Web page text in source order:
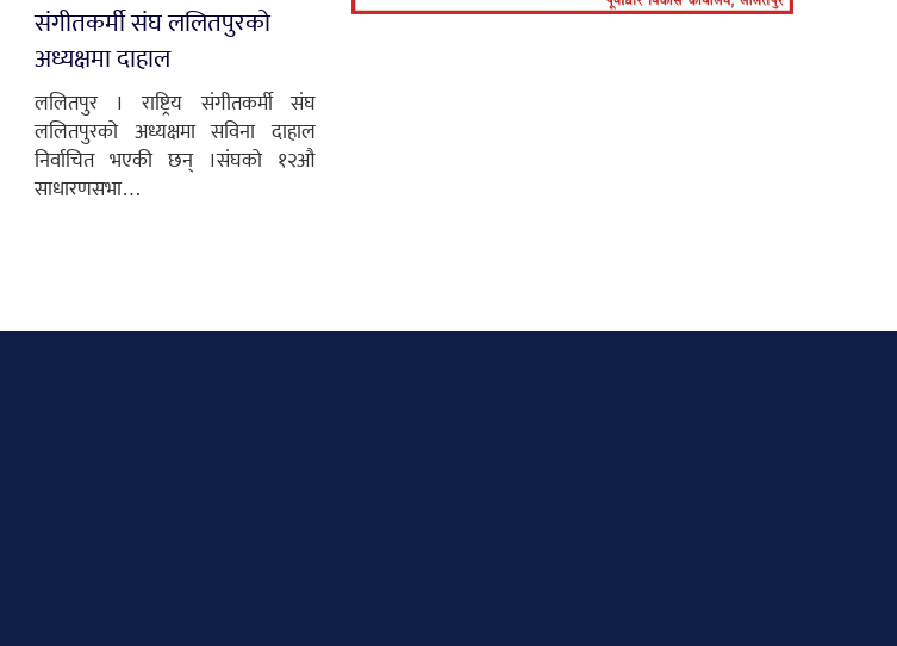
संगीतकर्मी संघ ललितपुरको
अध्यक्षमा दाहाल
ललितपुर । राष्ट्रिय संगीतकर्मी संघ
ललितपुरको अध्यक्षमा सविना दाहाल
निर्वाचित भएकी छन् ।संघको १२औ
साधारणसभा…